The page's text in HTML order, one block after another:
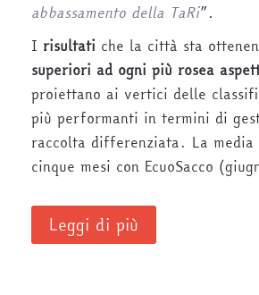
abbassamento della TaRi”.
I risultati che la città sta
superiori ad ogni più rosea
proiettano ai vertici delle
più performanti in termini di
raccolta differenziata. La
cinque mesi con EcuoSacco
Leggi di più